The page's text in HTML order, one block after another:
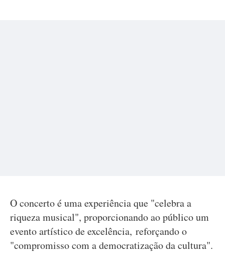
O concerto é uma experiência que "celebra a
riqueza musical", proporcionando ao público um
evento artístico de excelência, reforçando o
"compromisso com a democratização da cultura".